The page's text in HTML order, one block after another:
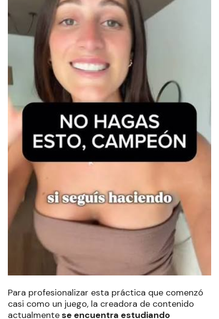
Para profesionalizar esta práctica que comenzó
casi como un juego, la creadora de contenido
actualmentese encuentra estudiando